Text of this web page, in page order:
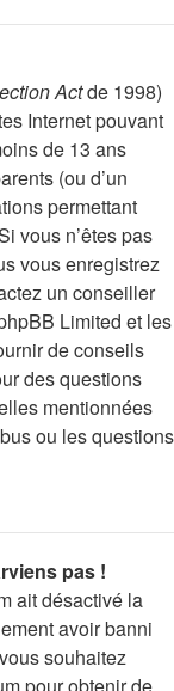
Actde 1998)
Internet pouvant
de 13 ans
(ou d’un
permettant
vous n’êtes pas
vous enregistrez
un conseiller
Limited et les
de conseils
des questions
mentionnées
ou les questions
pas !
ait désactivé la
avoir banni
souhaitez